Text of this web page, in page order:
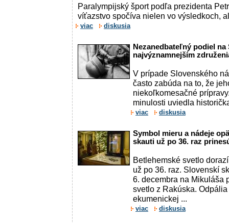
Paralympijský šport podľa prezidenta
víťazstvo spočíva nielen vo výsledkoch,
viac diskusia
Nezanedbateľný podiel
najvýznamnejším
V prípade Slovenského
často zabúda na to, že
niekoľkomesačné
minulosti uviedla
viac diskusia
Symbol mieru a nádeje
skauti už po 36. raz
Betlehemské svetlo
už po 36. raz. Slovenskí
6. decembra na Mikuláša
svetlo z Rakúska.
ekumenickej ...
viac diskusia